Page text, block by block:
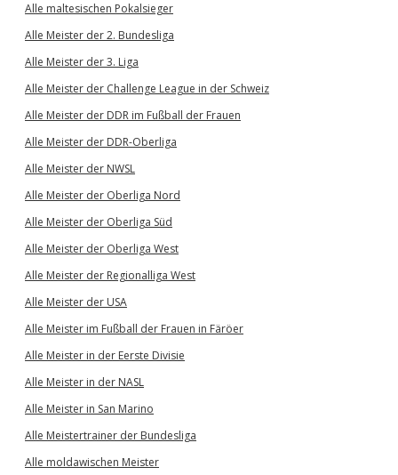
Alle maltesischen Pokalsieger
Alle Meister der 2. Bundesliga
Alle Meister der 3. Liga
Alle Meister der Challenge League in der Schweiz
Alle Meister der DDR im Fußball der Frauen
Alle Meister der DDR-Oberliga
Alle Meister der NWSL
Alle Meister der Oberliga Nord
Alle Meister der Oberliga Süd
Alle Meister der Oberliga West
Alle Meister der Regionalliga West
Alle Meister der USA
Alle Meister im Fußball der Frauen in Färöer
Alle Meister in der Eerste Divisie
Alle Meister in der NASL
Alle Meister in San Marino
Alle Meistertrainer der Bundesliga
Alle moldawischen Meister